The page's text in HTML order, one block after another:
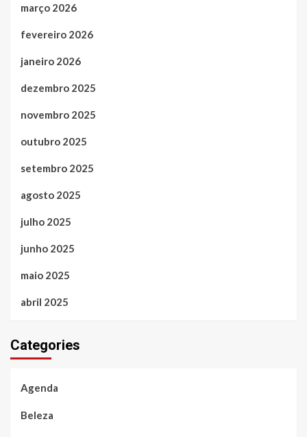
março 2026
fevereiro 2026
janeiro 2026
dezembro 2025
novembro 2025
outubro 2025
setembro 2025
agosto 2025
julho 2025
junho 2025
maio 2025
abril 2025
Categories
Agenda
Beleza